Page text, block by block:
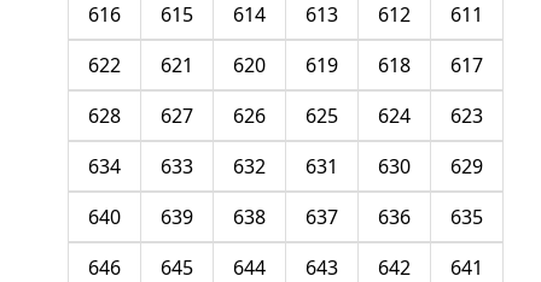
611
612
613
614
615
616
617
618
619
620
621
622
623
624
625
626
627
628
629
630
631
632
633
634
635
636
637
638
639
640
641
642
643
644
645
646